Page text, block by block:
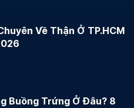
Về Thận Ở TP.HCM
Buồng Trứng Ở Đâu? 8